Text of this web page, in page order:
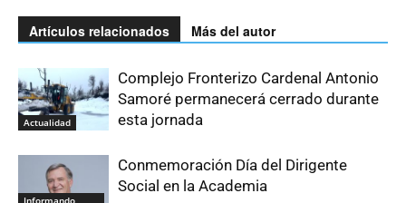
Artículos relacionados Más del autor
Actualidad
Complejo Fronterizo Cardenal Antonio
Samoré permanecerá cerrado durante
esta jornada
Informando
Conmemoración Día del Dirigente
Social en la Academia